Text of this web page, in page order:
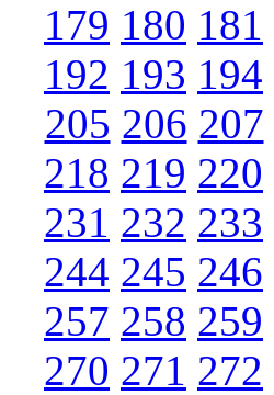
179 180 181
192 193 194
205 206 207
218 219 220
231 232 233
244 245 246
257 258 259
270 271 272